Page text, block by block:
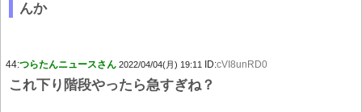
んか
44:つらたんニュースさん 2022/04/04(月) 19:11 ID:cVI8unRD0
これ下り階段やったら急すぎね？